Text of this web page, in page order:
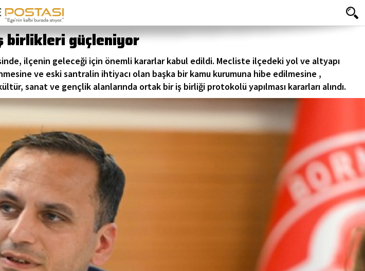
birlikleri güçleniyor
ilçenin geleceği için önemli kararlar kabul edildi. Mecliste ilçedeki yol ve altyapı
ve eski santralin ihtiyacı olan başka bir kamu kurumuna hibe edilmesine ,
sanat ve gençlik alanlarında ortak bir iş birliği protokolü yapılması kararları alındı.